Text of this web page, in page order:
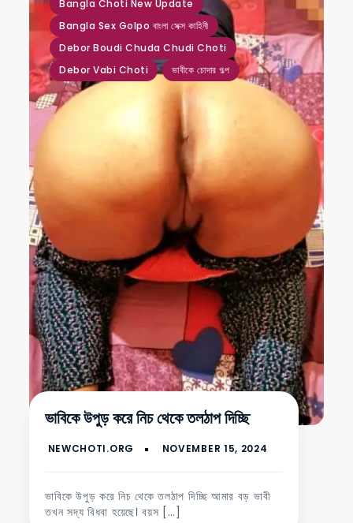
Bangla Choti New Update
Bangla Sex Golpo বাংলা সেক্স কাহিনী
Debor Boudi Chuda Chudi Choti
Debor Vabi Choti
ভাবীকে চোদার গল্প
ভাবিকে উপুড় করে নিচ থেকে তলঠাপ দিচ্ছি
ভাবিকে উপুড় করে নিচ থেকে তলঠাপ দিচ্ছি আমার বড় ভাবী
তখন সদ্য বিধবা হয়েছে। বয়স […]